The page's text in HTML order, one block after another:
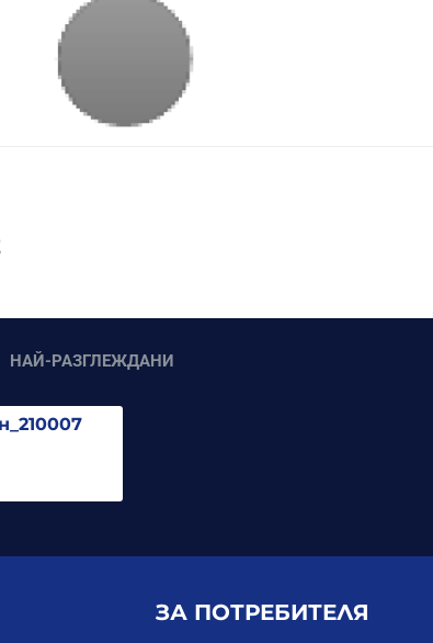
НАЙ-РАЗГЛЕЖДАНИ
ЗА ПОТРЕБИТЕЛЯ